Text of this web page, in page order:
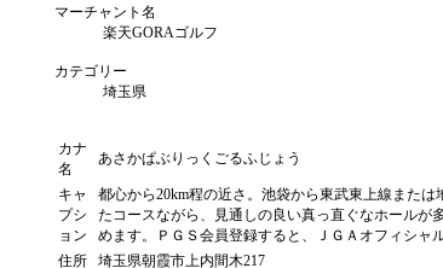
マーチャント名
楽天GORAゴルフ
カテゴリー
埼玉県
カナ
名
あさかぱぶりっくごるふじょう
キャ
プシ
ョン
都心から20km程の近さ。池袋から東武東上線また
たコースながら、見通しの良い真っ直ぐなホールが
めます。ＰＧＳ会員登録すると、ＪＧＡオフィシャ
住所
埼玉県朝霞市上内間木217